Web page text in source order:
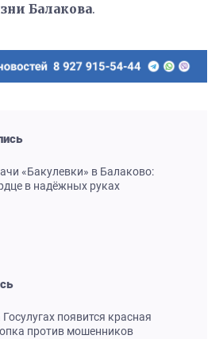
Балакова.
«Бакулевки» в Балаково:
в надёжных руках
Госулугах появится красная
против мошенников